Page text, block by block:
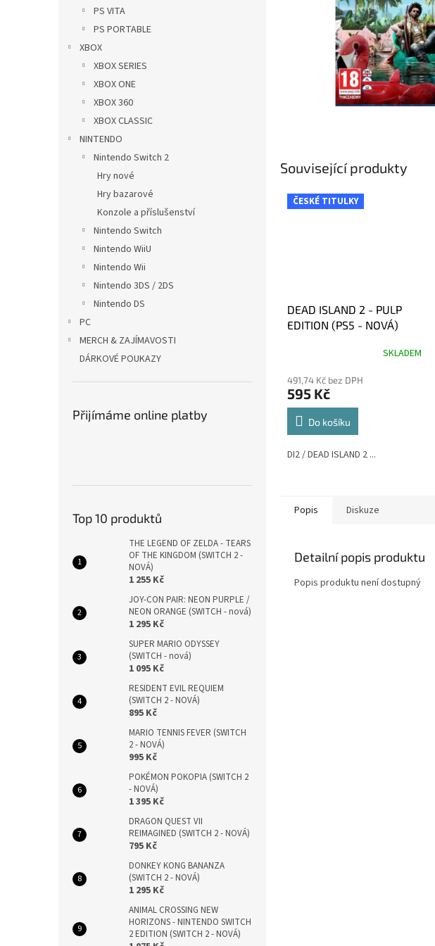
PS VITA
PS PORTABLE
XBOX
XBOX SERIES
XBOX ONE
XBOX 360
XBOX CLASSIC
NINTENDO
Nintendo Switch 2
Hry nové
Hry bazarové
Konzole a příslušenství
Nintendo Switch
Nintendo WiiU
Nintendo Wii
Nintendo 3DS / 2DS
Nintendo DS
PC
MERCH & ZAJÍMAVOSTI
DÁRKOVÉ POUKAZY
Přijímáme online platby
Top 10 produktů
THE LEGEND OF ZELDA - TEARS
OF THE KINGDOM (SWITCH 2 -
NOVÁ)
1 255 Kč
JOY-CON PAIR: NEON PURPLE /
NEON ORANGE (SWITCH - nová)
1 295 Kč
SUPER MARIO ODYSSEY
(SWITCH - nová)
1 095 Kč
RESIDENT EVIL REQUIEM
(SWITCH 2 - NOVÁ)
895 Kč
MARIO TENNIS FEVER (SWITCH
2 - NOVÁ)
995 Kč
POKÉMON POKOPIA (SWITCH 2
- NOVÁ)
1 395 Kč
DRAGON QUEST VII
REIMAGINED (SWITCH 2 - NOVÁ)
795 Kč
DONKEY KONG BANANZA
(SWITCH 2 - NOVÁ)
1 295 Kč
ANIMAL CROSSING NEW
HORIZONS - NINTENDO SWITCH
2 EDITION (SWITCH 2 - NOVÁ)
Související produkty
ČESKÉ TITULKY
DEAD ISLAND 2 - PULP
EDITION (PS5 - NOVÁ)
SKLADEM
491,74 Kč bez DPH
595 Kč
Do košíku
DI2 / DEAD ISLAND 2 ...
Popis Diskuze
Detailní popis produktu
Popis produktu není dostupný